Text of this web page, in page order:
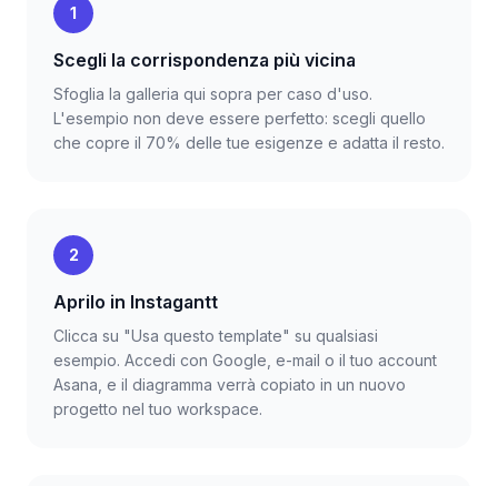
1
Scegli la corrispondenza più vicina
Sfoglia la galleria qui sopra per caso d'uso.
L'esempio non deve essere perfetto: scegli quello
che copre il 70% delle tue esigenze e adatta il resto.
2
Aprilo in Instagantt
Clicca su "Usa questo template" su qualsiasi
esempio. Accedi con Google, e-mail o il tuo account
Asana, e il diagramma verrà copiato in un nuovo
progetto nel tuo workspace.